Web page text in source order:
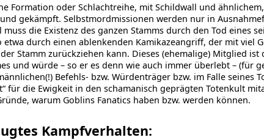
Formation oder Schlachtreihe, mit Schildwall und
gekämpft. Selbst­mord­missionen werden nur in
muss die Existenz des ganzen Stamms durch den Tod eines
etwa durch einen ablenkenden Kamikazeangriff, der mit viel
Stamm zurückziehen kann. Dieses (ehemalige) Mitglied ist
und würde – so er es denn wie auch immer überlebt – (für
Befehls- bzw. Würdenträger bzw. im Falle seines
für die Ewigkeit in den schamanisch geprägten Totenkult
warum Goblins Fanatics haben bzw. werden können.
Kampfverhalten: